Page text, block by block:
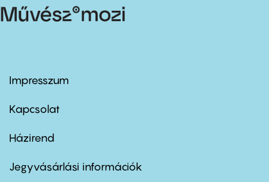
Footer
first
Impresszum
Kapcsolat
Footer
second
Házirend
Jegyvásárlási információk